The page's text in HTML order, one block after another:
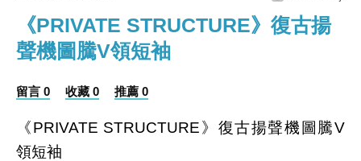
《PRIVATE STRUCTURE》復古揚
聲機圖騰V領短袖
留言 0 收藏 0 推薦 0
《PRIVATE STRUCTURE》復古揚聲機圖騰V
領短袖